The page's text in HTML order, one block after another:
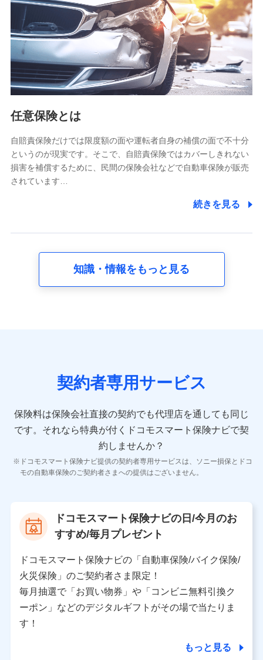
した、以下の情報などの個人データ
基本情報
氏名、電話番号、メールアドレス、お客さまの識別子、
属性、連絡先、dポイントサービスのご利用に関する情
報。例として、dポイントカード番号、性別、年齢、家族
構成、住所、dポイント残高、dポイント利用履歴などが
含まれます。
当社又は株式会社NTTドコモが提供する各種サービスな
又は株式会社NTTドコモが提供する各種サービスのご契
約状態・ご利用履歴インターネット利用時の行動に関す
る情報、アプリケーション利用時の行動に関する情報、
購入されたサービスや商品の名称・購入場所・決済に関
する情報、アンケートの回答に関する情報などが含まれ
の内容、保険料、保険料のお支払方法、車のメーカーや
走行距離などの情報、建物の構造や築年数などの情報、
険契約に関する情報。例として、保険契約者及び被保険
者の氏名、住所、生年月日、性別、保険契約者と被保険
報、建物の構造や築年数などの情報、ペットの種類や年
齢などの情報などが含まれます。
【共同して利用する者の範囲】
当社
当社又は株式会社NTTドコモが提供する保険関連サービ
スにおけるユーザ登録受付および管理のため
を受けている保険会社・提携会社の保険その他に関する
情報を提供するため、また維持管理等の委託業務遂行の
ため、またそれらに付帯、関連する当社、株式会社NTT
ドコモおよび提携会社のサービスを案内、提供するため
（各サービスで取得したサービス利用履歴、ウェブサイ
トの閲覧履歴、購買履歴、ご契約内容等のパーソナルデ
ータを分析して、お客さまの趣味・嗜好・傾向に応じた
任意保険とは
自賠責保険だけでは限度額の面や運転者自身の補償の面で不十分
というのが現実です。そこで、自賠責保険ではカバーしきれない
損害を補償するために、民間の保険会社などで自動車保険が販売
されています…
続きを見る
知識・情報をもっと見る
契約者専用サービス
保険料は保険会社直接の契約でも代理店を通しても同じ
です。 それなら特典が付くドコモスマート保険ナビで契
約しませんか？
ドコモスマート保険ナビ提供の契約者専用サービスは、ソニー損保とドコ
モの自動車保険のご契約者さまへの提供はございません。
ドコモスマート保険ナビの日/今月のお
すすめ/毎月プレゼント
ドコモスマート保険ナビの「自動車保険/バイク保険/
火災保険」のご契約者さま限定！
毎月抽選で「お買い物券」や「コンビニ無料引換ク
ーポン」などのデジタルギフトがその場で当たりま
す！
もっと見る